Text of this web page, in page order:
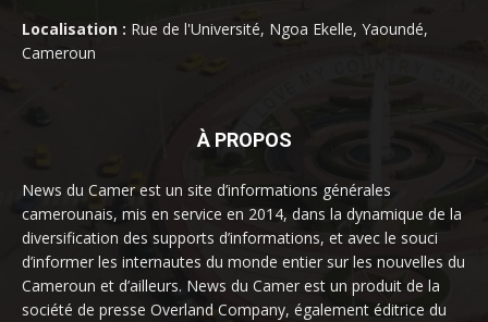
Localisation : Rue de l'Université, Ngoa Ekelle, Yaoundé,
Cameroun
À PROPOS
News du Camer est un site d’informations générales
camerounais, mis en service en 2014, dans la dynamique de la
diversification des supports d’informations, et avec le souci
d’informer les internautes du monde entier sur les nouvelles du
Cameroun et d’ailleurs. News du Camer est un produit de la
société de presse Overland Company, également éditrice du